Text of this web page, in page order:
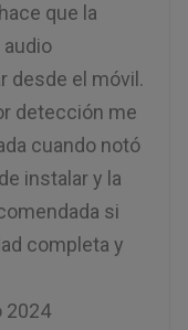
que la
desde el móvil.
detección me
cuando notó
instalar y la
si
completa y
2024